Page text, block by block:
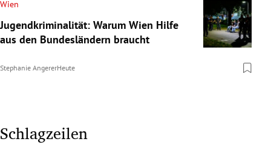
Wien
Jugendkriminalität: Warum Wien Hilfe
aus den Bundesländern braucht
Stephanie AngererHeute
Schlagzeilen